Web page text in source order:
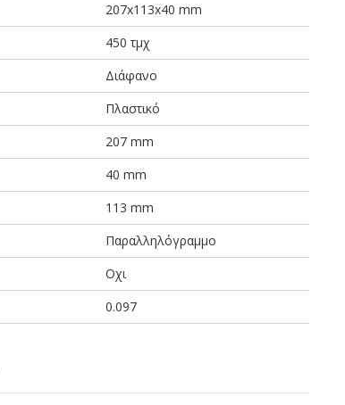
207x113x40 mm
450 τμχ
Διάφανο
Πλαστικό
207 mm
40 mm
113 mm
Παραλληλόγραμμο
Οχι
0.097